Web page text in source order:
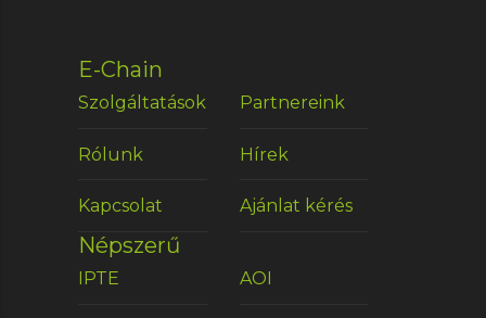
E-Chain
Szolgáltatások Partnereink
Rólunk Hírek
Kapcsolat Ajánlat kérés
Népszerű
IPTE AOI